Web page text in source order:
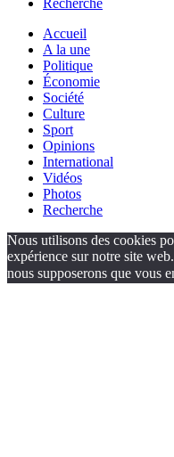
Recherche
Accueil
A la une
Politique
Économie
Société
Culture
Sport
Opinions
International
Vidéos
Photos
Recherche
Nous utilisons des cookies
expérience sur notre site
nous supposerons que vous